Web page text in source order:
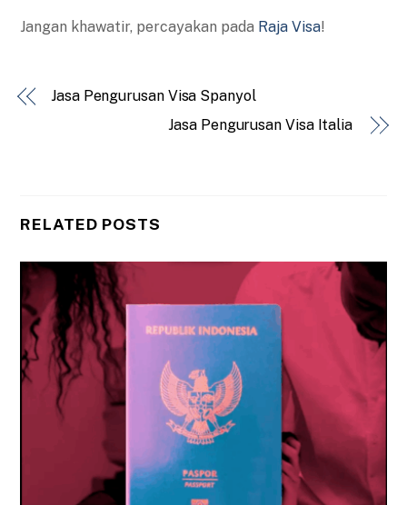
Jangan khawatir, percayakan pada Raja Visa!
Jasa Pengurusan Visa Spanyol
Jasa Pengurusan Visa Italia
RELATED POSTS